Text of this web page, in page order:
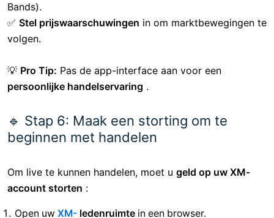
Bands).
✅ Stel prijswaarschuwingen in om marktbewegingen te
volgen.
💡 Pro Tip: Pas de app-interface aan voor een
persoonlijke handelservaring .
🔹 Stap 6: Maak een storting om te
beginnen met handelen
Om live te kunnen handelen, moet u geld op uw XM-
account storten :
Open uw XM- ledenruimte in een browser.